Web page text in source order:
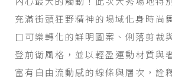
充滿街頭狂野精神的場域化身時尚
口可樂轉化的鮮明圖案、俐落剪裁
登前衛風格，並以輕盈運動材質與
富有自由流動感的線條與層次，詮